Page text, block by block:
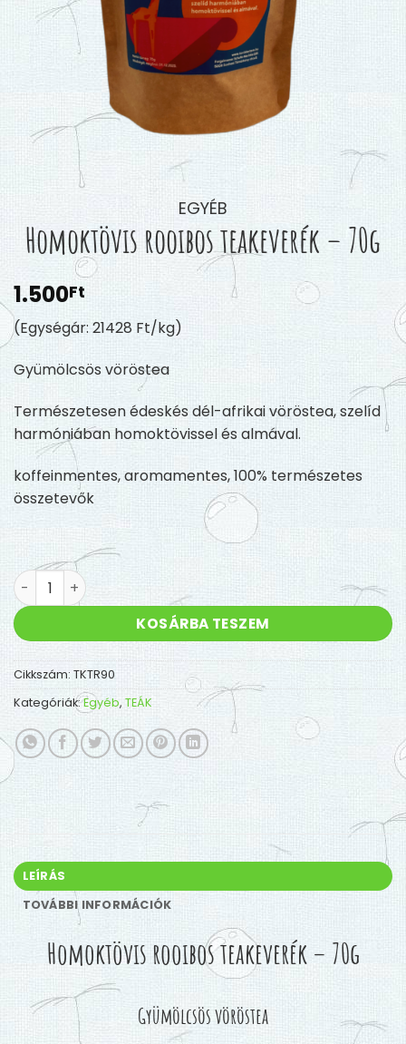
EGYÉB
Homoktövis rooibos teakeverék – 70g
1.500Ft
(Egységár: 21428 Ft/kg)
Gyümölcsös vöröstea
Természetesen édeskés dél-afrikai vöröstea, szelíd
harmóniában homoktövissel és almával.
koffeinmentes, aromamentes, 100% természetes
összetevők
Homoktövis rooibos teakeverék - 70g mennyiség
KOSÁRBA TESZEM
Cikkszám: TKTR90
Kategóriák:Egyéb, TEÁK
LEÍRÁS
TOVÁBBI INFORMÁCIÓK
Homoktövis rooibos teakeverék – 70g
Gyümölcsös vöröstea